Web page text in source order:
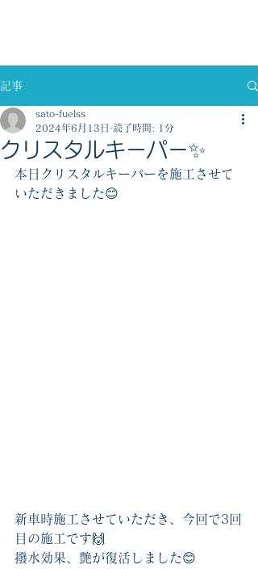
記事
クリスタルキーパー✨
sato-fuelss
2024年6月13日
読了時間: 1分
本日クリスタルキーパーを施工させて
いただきました😊
新車時施工させていただき、今回で3回
目の施工です🙌
撥水効果、艶が復活しました😊